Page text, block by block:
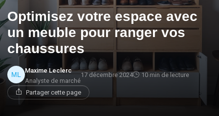
Optimisez votre espace avec
un meuble pour ranger vos
chaussures
Maxime Leclerc
Analyste de marché
17 décembre 2024 10 min de lecture
Partager cette page